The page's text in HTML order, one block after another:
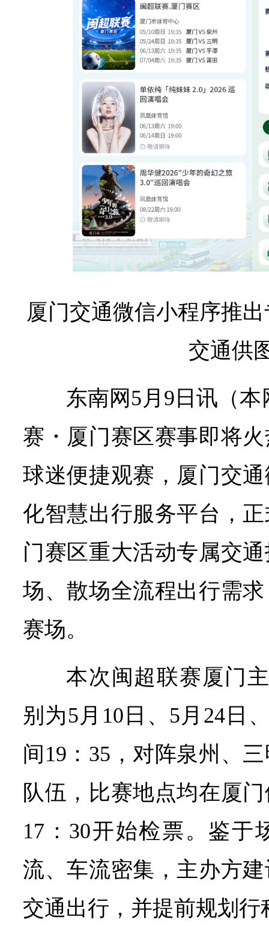
厦门交通微信小程序推
交通供
东南网5月9日讯（
赛・厦门赛区赛事即将
球迷便捷观赛，厦门交
化智慧出行服务平台，
门赛区重大活动专属交
场、散场全流程出行需
赛场。
本次闽超联赛厦门
别为5月10日、5月24日
间19：35，对阵泉州、
队伍，比赛地点均在厦
17：30开始检票。鉴于
流、车流密集，主办方
交通出行，并提前规划行